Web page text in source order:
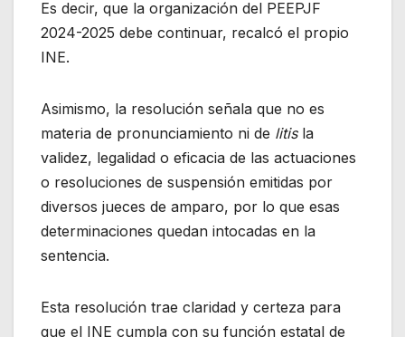
Es decir, que la organización del PEEPJF
2024-2025 debe continuar, recalcó el propio
INE.
Asimismo, la resolución señala que no es
materia de pronunciamiento ni de litisla
validez, legalidad o eficacia de las actuaciones
o resoluciones de suspensión emitidas por
diversos jueces de amparo, por lo que esas
determinaciones quedan intocadas en la
sentencia.
Esta resolución trae claridad y certeza para
que el INE cumpla con su función estatal de